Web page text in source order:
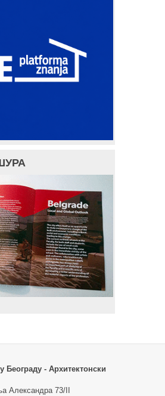
Београду - Архитектонски
Александра 73/II